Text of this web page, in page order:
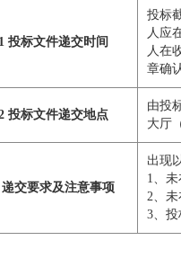
投标文件递交时间
投标
人应
人在
章确
投标文件递交地点
由投
大厅
递交要求及注意事项
出现
1、
2、
3、